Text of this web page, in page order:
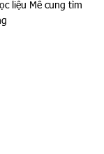
liệu Mê cung tìm